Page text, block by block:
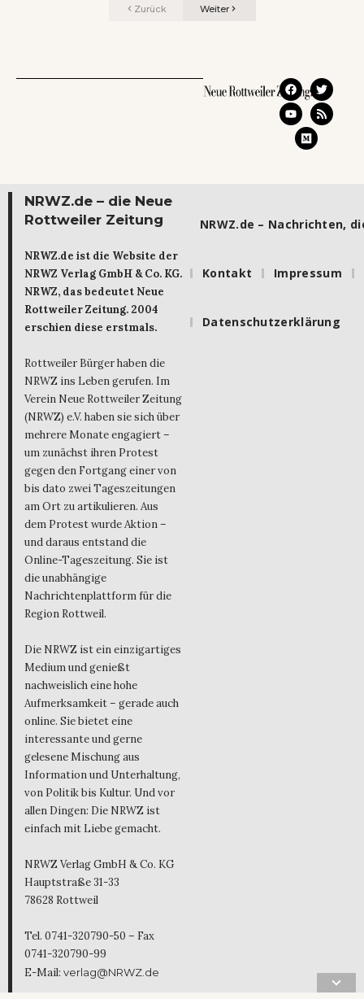
Zurück Weiter
NRWZ.de – die Neue
Rottweiler Zeitung
NRWZ.de ist die Website der
NRWZ Verlag GmbH & Co. KG.
NRWZ, das bedeutet Neue
Rottweiler Zeitung. 2004
erschien diese erstmals.
Rottweiler Bürger haben die
NRWZ ins Leben gerufen. Im
Verein Neue Rottweiler Zeitung
(NRWZ) e.V. haben sie sich über
mehrere Monate engagiert –
um zunächst ihren Protest
gegen den Fortgang einer von
bis dato zwei Tageszeitungen
am Ort zu artikulieren. Aus
dem Protest wurde Aktion –
und daraus entstand die
Online-Tageszeitung. Sie ist
die unabhängige
Nachrichtenplattform für die
Region Rottweil.
Die NRWZ ist ein einzigartiges
Medium und genießt
nachweislich eine hohe
Aufmerksamkeit – gerade auch
online. Sie bietet eine
interessante und gerne
gelesene Mischung aus
Information und Unterhaltung,
von Politik bis Kultur. Und vor
allen Dingen: Die NRWZ ist
einfach mit Liebe gemacht.
NRWZ Verlag GmbH & Co. KG
Hauptstraße 31-33
78628 Rottweil
Tel. 0741-320790-50 – Fax
0741-320790-99
E-Mail: verlag@NRWZ.de
NRWZ.de – Nachrichten,
Kontakt Impressum
Datenschutzerklärung